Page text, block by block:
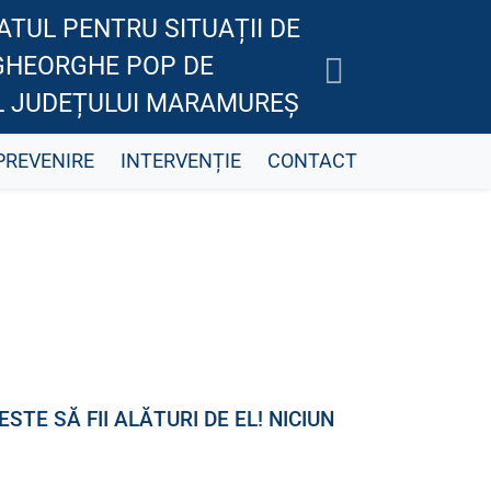
PENTRU SITUAȚII DE
POP DE
JUDEȚULUI MARAMUREȘ
INTERVENȚIE CONTACT
SĂ FII ALĂTURI DE EL! NICIUN